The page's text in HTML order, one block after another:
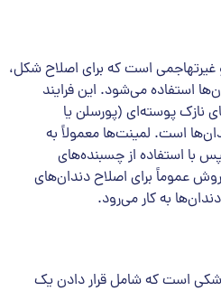
است که برای اصلاح شکل،
استفاده می‌شود. این فرایند
نازک پوسته‌ای (پورسلن یا
است. لمینت‌ها معمولاً به
با استفاده از چسبنده‌های
عموماً برای اصلاح دندان‌های
به کار می‌رود.
است که شامل قرار دادن یک